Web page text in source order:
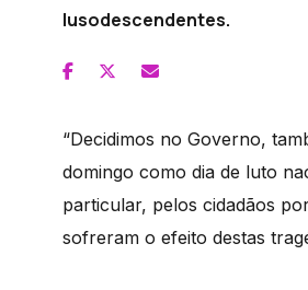
lusodescendentes.
“Decidimos no Governo,
domingo como dia de luto
particular, pelos cidadãos
sofreram o efeito destas